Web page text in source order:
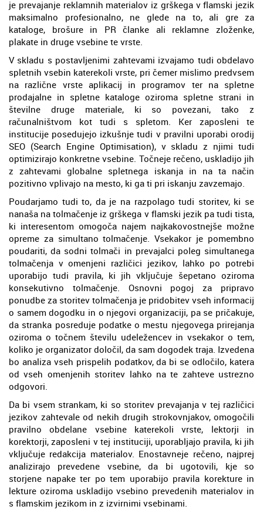
je prevajanje reklamnih materialov iz grškega v flamski jezik
maksimalno profesionalno, ne glede na to, ali gre za
kataloge, brošure in PR članke ali reklamne zloženke,
plakate in druge vsebine te vrste.
V skladu s postavljenimi zahtevami izvajamo tudi obdelavo
spletnih vsebin katerekoli vrste, pri čemer mislimo predvsem
na različne vrste aplikacij in programov ter na spletne
prodajalne in spletne kataloge oziroma spletne strani in
številne druge materiale, ki so povezani, tako z
računalništvom kot tudi s spletom. Ker zaposleni te
institucije posedujejo izkušnje tudi v pravilni uporabi orodij
SEO (Search Engine Optimisation), v skladu z njimi tudi
optimizirajo konkretne vsebine. Točneje rečeno, uskladijo jih
z zahtevami globalne spletnega iskanja in na ta način
pozitivno vplivajo na mesto, ki ga ti pri iskanju zavzemajo.
Poudarjamo tudi to, da je na razpolago tudi storitev, ki se
nanaša na tolmačenje iz grškega v flamski jezik pa tudi tista,
ki interesentom omogoča najem najkakovostnejše možne
opreme za simultano tolmačenje. Vsekakor je pomembno
poudariti, da sodni tolmači in prevajalci poleg simultanega
tolmačenja v omenjeni različici jezikov, lahko po potrebi
uporabijo tudi pravila, ki jih vključuje šepetano oziroma
konsekutivno tolmačenje. Osnovni pogoj za pripravo
ponudbe za storitev tolmačenja je pridobitev vseh informacij
o samem dogodku in o njegovi organizaciji, pa se pričakuje,
da stranka posreduje podatke o mestu njegovega prirejanja
oziroma o točnem številu udeležencev in vsekakor o tem,
koliko je organizator določil, da sam dogodek traja. Izvedena
bo analiza vseh prispelih podatkov, da bi se odločilo, katera
od vseh omenjenih storitev lahko na te zahteve ustrezno
odgovori.
Da bi vsem strankam, ki so storitev prevajanja v tej različici
jezikov zahtevale od nekih drugih strokovnjakov, omogočili
pravilno obdelane vsebine katerekoli vrste, lektorji in
korektorji, zaposleni v tej instituciji, uporabljajo pravila, ki jih
vključuje redakcija materialov. Enostavneje rečeno, najprej
analizirajo prevedene vsebine, da bi ugotovili, kje so
storjene napake ter po tem uporabijo pravila korekture in
lekture oziroma uskladijo vsebino prevedenih materialov in
s flamskim jezikom in z izvirnimi vsebinami.